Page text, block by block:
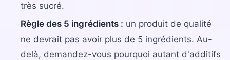
Bilan diététique
très sucré.
Règle des 5 ingrédients : un produit de qualité
ne devrait pas avoir plus de 5 ingrédients. Au-
delà, demandez-vous pourquoi autant d'additifs